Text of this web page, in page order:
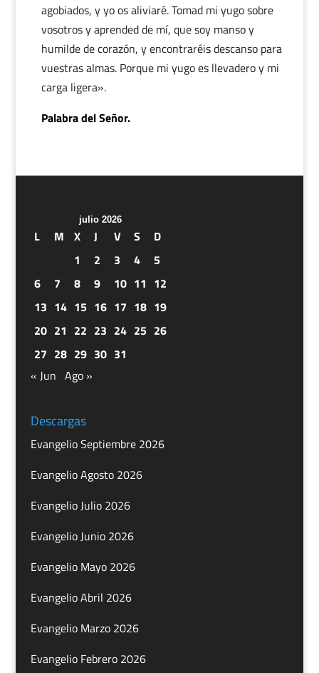
agobiados, y yo os aliviaré. Tomad mi yugo sobre
vosotros y aprended de mí, que soy manso y
humilde de corazón, y encontraréis descanso para
vuestras almas. Porque mi yugo es llevadero y mi
carga ligera».
Palabra del Señor.
julio 2026
L M X J V S
D
1
2 3 4
5
6
7 8 9 10 11 12
13 14 15 16 17 18 19
20 21 22 23 24 25 26
27 28 29 30 31
« Jun Ago »
Descargas
Evangelio Septiembre 2026
Evangelio Agosto 2026
Evangelio Julio 2026
Evangelio Junio 2026
Evangelio Mayo 2026
Evangelio Abril 2026
Evangelio Marzo 2026
Evangelio Febrero 2026